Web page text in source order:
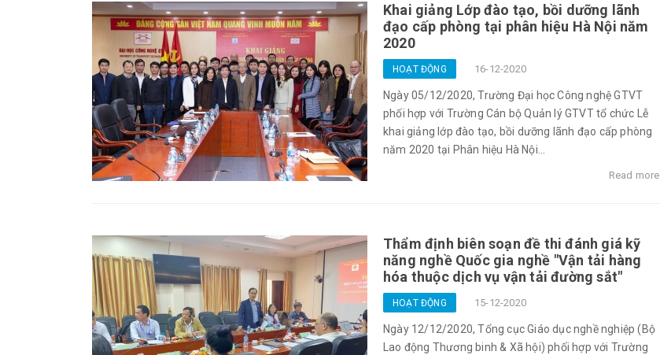
Khai giảng Lớp đào tạo, bồi dưỡng lãnh
đạo cấp phòng tại phân hiệu Hà Nội năm
2020
HOẠT ĐỘNG 16-12-2020
Ngày 05/12/2020, Trường Đại học Công nghệ GTVT
phối hợp với Trường Cán bộ Quản lý GTVT tổ chức Lễ
khai giảng lớp đào tạo, bồi dưỡng lãnh đạo cấp phòng
năm 2020 tại Phân hiệu Hà Nội...
Read more
Thẩm định biên soạn đề thi đánh giá kỹ
năng nghề Quốc gia nghề "Vận tải hàng
hóa thuộc dịch vụ vận tải đường sắt"
HOẠT ĐỘNG 15-12-2020
Ngày 12/12/2020, Tổng cục Giáo dục nghề nghiệp (Bộ
Lao động Thương binh & Xã hội) phối hợp với Trường